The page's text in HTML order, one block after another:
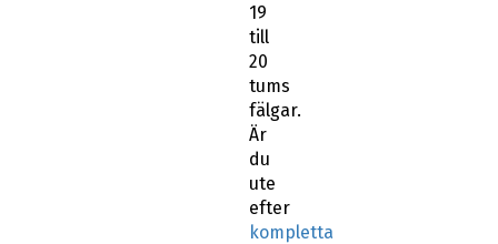
19
till
20
tums
fälgar.
Är
du
ute
efter
kompletta